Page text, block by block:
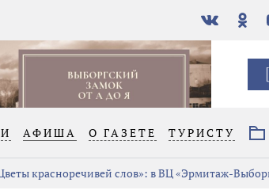
В
контакте
АФИША О ГАЗЕТЕ ТУРИСТУ
красноречивей слов»: в ВЦ «Эрмитаж-